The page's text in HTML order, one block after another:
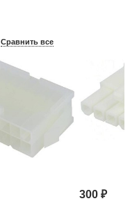
Сравнить все
300₽